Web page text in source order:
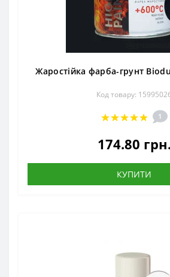
Жаростійка фарба-грунт
Код товару:
1
174.80 грн.
КУПИТИ